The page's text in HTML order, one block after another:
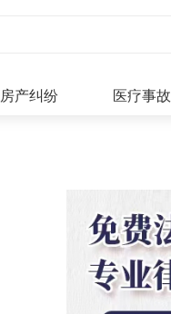
房产纠纷 医疗事故